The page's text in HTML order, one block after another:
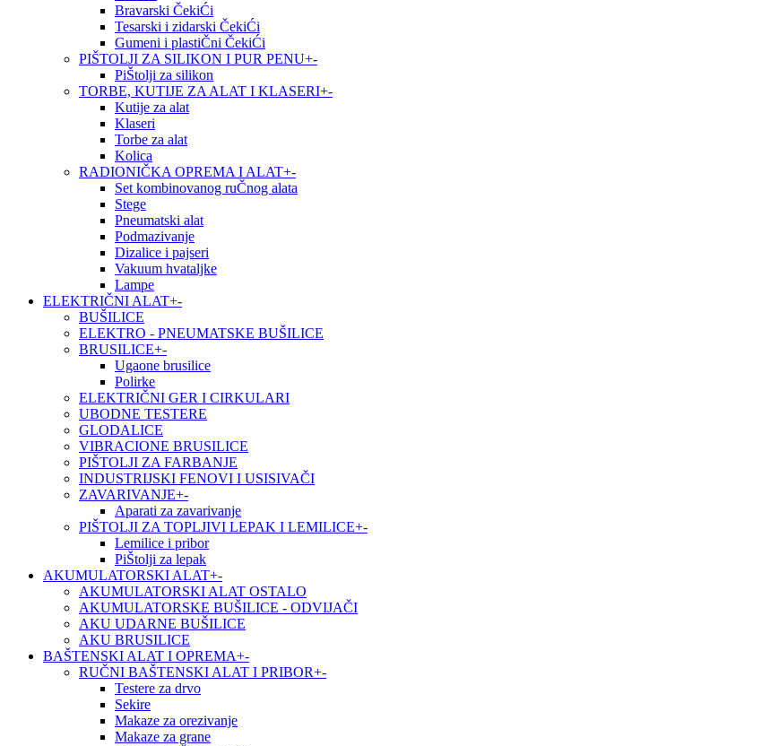
Bravarski ČekiĆi
Tesarski i zidarski ČekiĆi
Gumeni i plastiČni ČekiĆi
PIŠTOLJI ZA SILIKON I PUR PENU+-
PiŠtolji za silikon
TORBE, KUTIJE ZA ALAT I KLASERI+-
Kutije za alat
Klaseri
Torbe za alat
Kolica
RADIONIČKA OPREMA I ALAT+-
Set kombinovanog ruČnog alata
Stege
Pneumatski alat
Podmazivanje
Dizalice i pajseri
Vakuum hvataljke
Lampe
ELEKTRIČNI ALAT+-
BUŠILICE
ELEKTRO - PNEUMATSKE BUŠILICE
BRUSILICE+-
Ugaone brusilice
Polirke
ELEKTRIČNI GER I CIRKULARI
UBODNE TESTERE
GLODALICE
VIBRACIONE BRUSILICE
PIŠTOLJI ZA FARBANJE
INDUSTRIJSKI FENOVI I USISIVAČI
ZAVARIVANJE+-
Aparati za zavarivanje
PIŠTOLJI ZA TOPLJIVI LEPAK I LEMILICE+-
Lemilice i pribor
PiŠtolji za lepak
AKUMULATORSKI ALAT+-
AKUMULATORSKI ALAT OSTALO
AKUMULATORSKE BUŠILICE - ODVIJAČI
AKU UDARNE BUŠILICE
AKU BRUSILICE
BAŠTENSKI ALAT I OPREMA+-
RUČNI BAŠTENSKI ALAT I PRIBOR+-
Testere za drvo
Sekire
Makaze za orezivanje
Makaze za grane